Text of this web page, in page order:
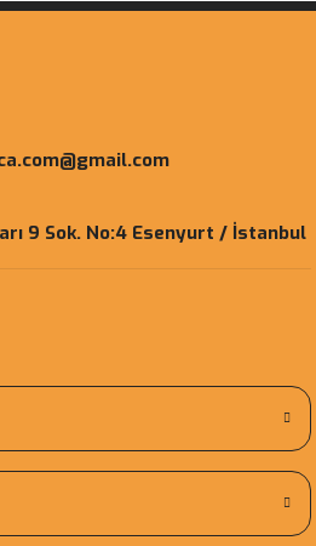
9 Sok. No:4 Esenyurt / İstanbul